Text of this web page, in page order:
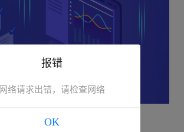
报错
网络请求出错，请检查网络
OK